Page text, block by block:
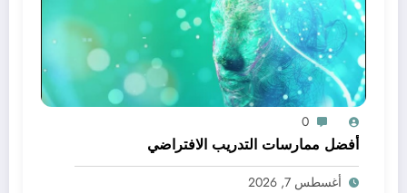
0
أفضل ممارسات التدريب الافتراضي
أغسطس 7, 2026